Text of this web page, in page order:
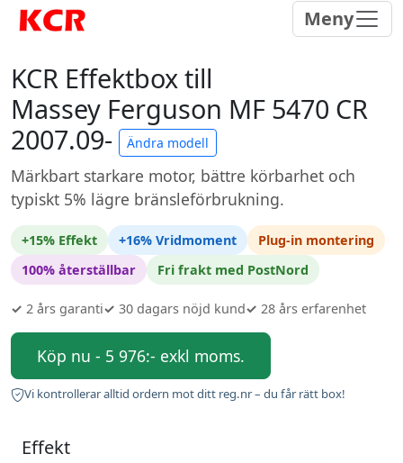
Meny
KCR Effektbox till
Massey Ferguson MF 5470 CR
2007.09-
Ändra modell
Märkbart starkare motor, bättre körbarhet och
typiskt 5% lägre bränsleförbrukning.
+15% Effekt +16% Vridmoment
Plug-in montering
100% återställbar
Fri frakt med PostNord
✓ 2 års garanti✓ 30 dagars nöjd kund✓ 28 års erfarenhet
Köp nu - 5 976:- exkl moms.
Vi kontrollerar alltid ordern mot ditt reg.nr – du får rätt box!
Effekt